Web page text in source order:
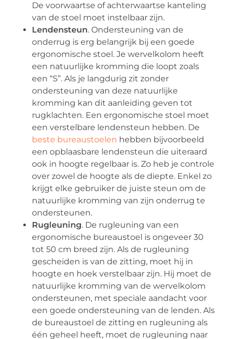
De voorwaartse of achterwaartse kanteling
van de stoel moet instelbaar zijn.
Lendensteun. Ondersteuning van de
onderrug is erg belangrijk bij een goede
ergonomische stoel. Je wervelkolom heeft
een natuurlijke kromming die loopt zoals
een “S”. Als je langdurig zit zonder
ondersteuning van deze natuurlijke
kromming kan dit aanleiding geven tot
rugklachten. Een ergonomische stoel moet
een verstelbare lendensteun hebben. De
beste bureaustoelen hebben bijvoorbeeld
een opblaasbare lendensteun die uiteraard
ook in hoogte regelbaar is. Zo heb je controle
over zowel de hoogte als de diepte. Enkel zo
krijgt elke gebruiker de juiste steun om de
natuurlijke kromming van zijn onderrug te
ondersteunen.
Rugleuning. De rugleuning van een
ergonomische bureaustoel is ongeveer 30
tot 50 cm breed zijn. Als de rugleuning
gescheiden is van de zitting, moet hij in
hoogte en hoek verstelbaar zijn. Hij moet de
natuurlijke kromming van de wervelkolom
ondersteunen, met speciale aandacht voor
een goede ondersteuning van de lenden. Als
de bureaustoel de zitting en rugleuning als
één geheel heeft, moet de rugleuning naar